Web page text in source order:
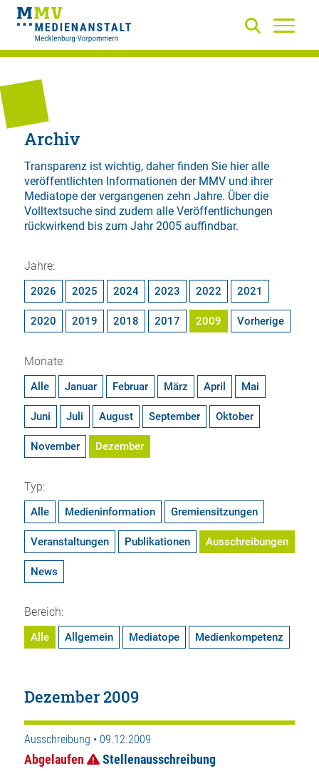
Archiv
Transparenz ist wichtig, daher finden Sie hier alle
veröffentlichten Informationen der MMV und ihrer
Mediatope der vergangenen zehn Jahre. Über die
Volltextsuchesind zudem alle Veröffentlichungen
rückwirkend bis zum Jahr 2005 auffindbar.
Jahre:
2026 2025 2024 2023 2022 2021
2020 2019 2018 2017 2009 Vorherige
Monate:
Alle Januar Februar März April Mai
Juni Juli August September Oktober
November Dezember
Typ:
Alle Medieninformation Gremiensitzungen
Veranstaltungen Publikationen Ausschreibungen
News
Bereich:
Alle Allgemein Mediatope Medienkompetenz
Dezember 2009
Ausschreibung • 09.12.2009
Abgelaufen Stellenausschreibung